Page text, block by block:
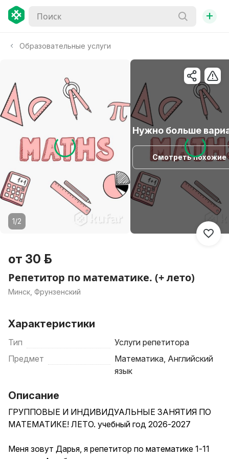
+
Образовательные услуги
Нужно больше
Смотреть похожие
1/2
от 30 р.
Репетитор по математике. (+ лето)
Минск, Фрунзенский
Характеристики
Тип
Услуги репетитора
Предмет
Математика, Английский
язык
Описание
ГРУППОВЫЕ И ИНДИВИДУАЛЬНЫЕ ЗАНЯТИЯ ПО
МАТЕМАТИКЕ! ЛЕТО. учебный год 2026-2027
Меня зовут Дарья, я репетитор по математике 1-11